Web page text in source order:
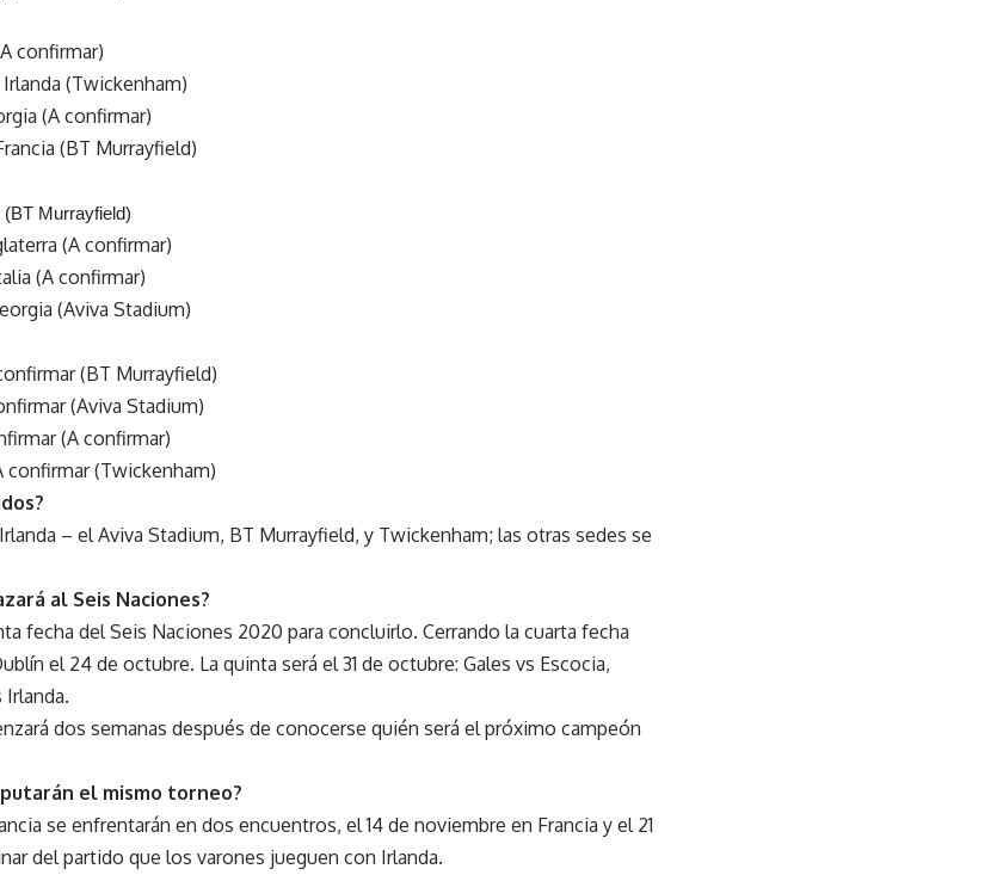
confirmar)
(Twickenham)
(A confirmar)
(BT Murrayfield)
Murrayfield)
(A confirmar)
(A confirmar)
(Aviva Stadium)
(BT Murrayfield)
(Aviva Stadium)
(A confirmar)
confirmar (Twickenham)
– el Aviva Stadium, BT Murrayfield, y Twickenham; las otras sedes se
al Seis Naciones?
fecha del Seis Naciones 2020 para concluirlo. Cerrando la cuarta fecha
el 24 de octubre. La quinta será el 31 de octubre: Gales vs Escocia,
Irlanda.
dos semanas después de conocerse quién será el próximo campeón
el mismo torneo?
se enfrentarán en dos encuentros, el 14 de noviembre en Francia y el 21
del partido que los varones jueguen con Irlanda.